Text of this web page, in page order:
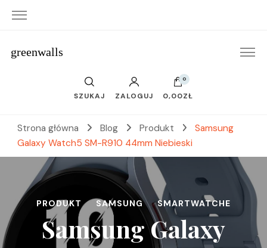
greenwalls
SZUKAJ ZALOGUJ
0
0,00ZŁ
Strona główna Blog Produkt
Samsung
Galaxy Watch5 SM-R910 44mm Niebieski
PRODUKT SAMSUNG SMARTWATCHE
Samsung Galaxy